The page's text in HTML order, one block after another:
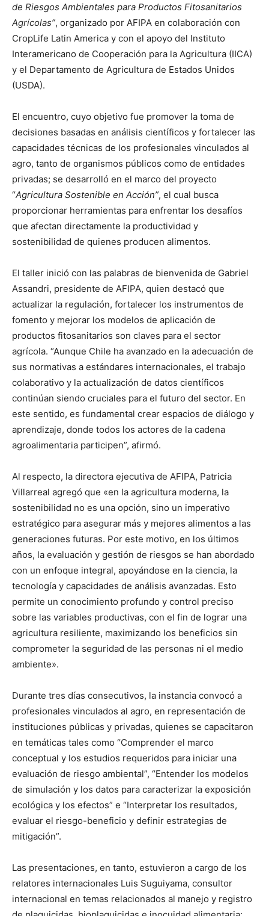
de Riesgos Ambientales para Productos Fitosanitarios
Agrícolas”, organizado por AFIPA en colaboración con
CropLife Latin America y con el apoyo del Instituto
Interamericano de Cooperación para la Agricultura (IICA)
y el Departamento de Agricultura de Estados Unidos
(USDA).
El encuentro, cuyo objetivo fue promover la toma de
decisiones basadas en análisis científicos y fortalecer las
capacidades técnicas de los profesionales vinculados al
agro, tanto de organismos públicos como de entidades
privadas; se desarrolló en el marco del proyecto
“Agricultura Sostenible en Acción”, el cual busca
proporcionar herramientas para enfrentar los desafíos
que afectan directamente la productividad y
sostenibilidad de quienes producen alimentos.
El taller inició con las palabras de bienvenida de Gabriel
Assandri, presidente de AFIPA, quien destacó que
actualizar la regulación, fortalecer los instrumentos de
fomento y mejorar los modelos de aplicación de
productos fitosanitarios son claves para el sector
agrícola. “Aunque Chile ha avanzado en la adecuación de
sus normativas a estándares internacionales, el trabajo
colaborativo y la actualización de datos científicos
continúan siendo cruciales para el futuro del sector. En
este sentido, es fundamental crear espacios de diálogo y
aprendizaje, donde todos los actores de la cadena
agroalimentaria participen”, afirmó.
Al respecto, la directora ejecutiva de AFIPA, Patricia
Villarreal agregó que «en la agricultura moderna, la
sostenibilidad no es una opción, sino un imperativo
estratégico para asegurar más y mejores alimentos a las
generaciones futuras. Por este motivo, en los últimos
años, la evaluación y gestión de riesgos se han abordado
con un enfoque integral, apoyándose en la ciencia, la
tecnología y capacidades de análisis avanzadas. Esto
permite un conocimiento profundo y control preciso
sobre las variables productivas, con el fin de lograr una
agricultura resiliente, maximizando los beneficios sin
comprometer la seguridad de las personas ni el medio
ambiente».
Durante tres días consecutivos, la instancia convocó a
profesionales vinculados al agro, en representación de
instituciones públicas y privadas, quienes se capacitaron
en temáticas tales como “Comprender el marco
conceptual y los estudios requeridos para iniciar una
evaluación de riesgo ambiental”, “Entender los modelos
de simulación y los datos para caracterizar la exposición
ecológica y los efectos” e “Interpretar los resultados,
evaluar el riesgo-beneficio y definir estrategias de
mitigación”.
Las presentaciones, en tanto, estuvieron a cargo de los
relatores internacionales Luis Suguiyama, consultor
internacional en temas relacionados al manejo y registro